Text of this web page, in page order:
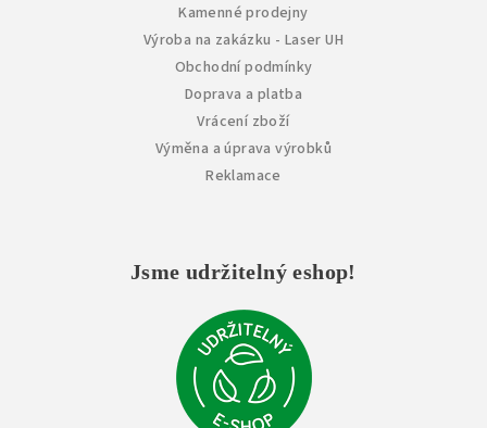
Kamenné prodejny
Výroba na zakázku - Laser UH
Obchodní podmínky
Doprava a platba
Vrácení zboží
Výměna a úprava výrobků
Reklamace
Jsme udržitelný eshop!